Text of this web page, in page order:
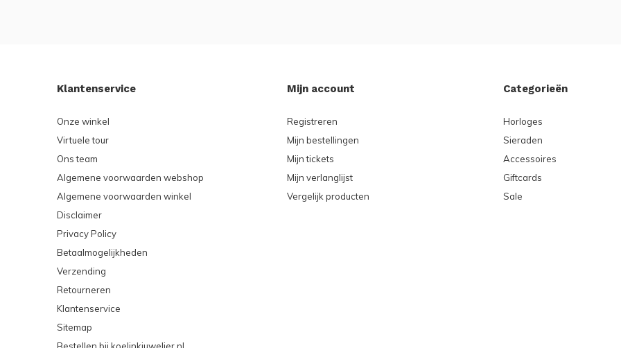
Klantenservice
Onze winkel
Virtuele tour
Ons team
Algemene voorwaarden webshop
Algemene voorwaarden winkel
Disclaimer
Privacy Policy
Betaalmogelijkheden
Verzending
Retourneren
Klantenservice
Sitemap
Mijn account
Registreren
Mijn bestellingen
Mijn tickets
Mijn verlanglijst
Vergelijk producten
Categorieën
Horloges
Sieraden
Accessoires
Giftcards
Sale